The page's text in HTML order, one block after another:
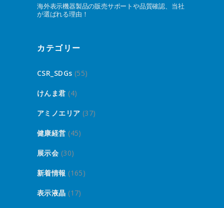
海外表示機器製品の販売サポートや品質確認、当社
が選ばれる理由！
カテゴリー
CSR_SDGs (55)
けんま君 (4)
アミノエリア (37)
健康経営 (45)
展示会 (30)
新着情報 (165)
表示液晶 (17)